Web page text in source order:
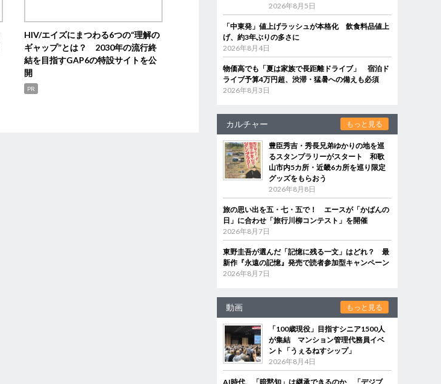
HIV/エイズにまつわる6つの“理解の
ギャップ”とは？ 2030年の流行終
結を目指すGAP6の特設サイトを公
開
PR
2026年8月5日
「中東発」値上げラッシュが本格化 飲食料品値上
げ、約3年ぶりの多さに
2026年8月4日
物価高でも「夏は家族で長距離ドライブ」 宿泊ド
ライブ予算4万円超、渋滞・猛暑への備えも必須
2026年8月3日
カルチャー もっと見る
豊臣秀吉・秀長兄弟ゆかりの地を巡
るスタンプラリーがスタート 和歌
山市内5カ所・近畿6カ所を巡り限定
グッズをもらおう
2026年8月8日
旅の思い出を五・七・五で！ エースが「かばんの
日」に合わせ「旅行川柳コンテスト」を開催
2026年8月7日
東野圭吾が選んだ「記憶に残る一文」はどれ？ 最
新作『永遠の記憶』発売で読者参加型キャンペーン
2026年8月7日
動画 もっと見る
「100歳現役」目指すシニア1500人
が集結 マンション管理代務員イベ
ント「うぇるねすシップ」
2026年8月4日
AI時代、「暗黙知」は継承できるのか 「デジブ